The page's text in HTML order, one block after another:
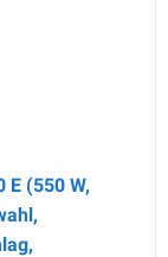
E (550 W,